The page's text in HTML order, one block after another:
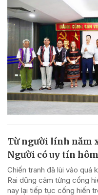
Từ người lính năm
Người có uy tín
Chiến tranh đã lùi vào quá
Rai dũng cảm từng cống
nay lại tiếp tục cống hiến